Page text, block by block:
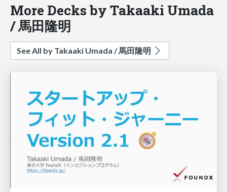
More Decks by Takaaki Umada
/ 馬田隆明
See All by Takaaki Umada / 馬田隆明